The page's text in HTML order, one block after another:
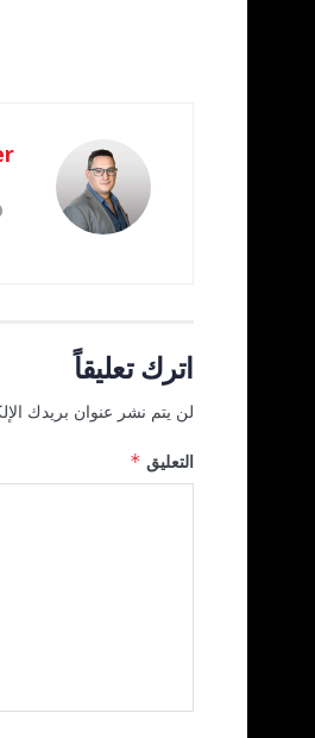
اترك تعليقاً
لن يتم نشر عنوان بريدك
التعليق *